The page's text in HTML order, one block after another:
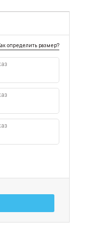
определить размер?